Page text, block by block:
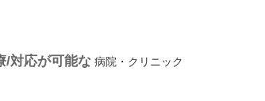
/対応が可能な 病院・クリニック